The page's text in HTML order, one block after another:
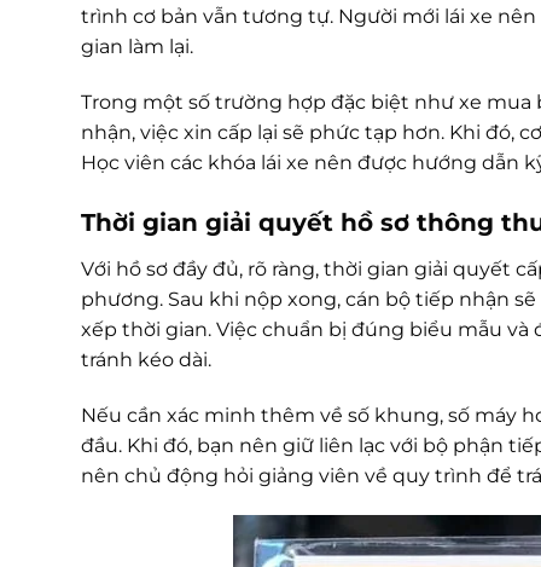
trình cơ bản vẫn tương tự. Người mới lái xe
gian làm lại.
Trong một số trường hợp đặc biệt như xe
nhận, việc xin cấp lại sẽ phức tạp hơn. Khi đó,
Học viên các khóa lái xe nên được hướng dẫn
Thời gian giải quyết hồ sơ thông
Với hồ sơ đầy đủ, rõ ràng, thời gian giải quyết
phương. Sau khi nộp xong, cán bộ tiếp nhận
xếp thời gian. Việc chuẩn bị đúng biểu mẫu
tránh kéo dài.
Nếu cần xác minh thêm về số khung, số máy
đầu. Khi đó, bạn nên giữ liên lạc với bộ phận
nên chủ động hỏi giảng viên về quy trình để